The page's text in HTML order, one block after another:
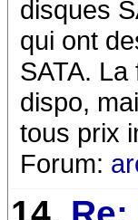
disques
qui ont
SATA.
dispo,
tous prix
Forum: